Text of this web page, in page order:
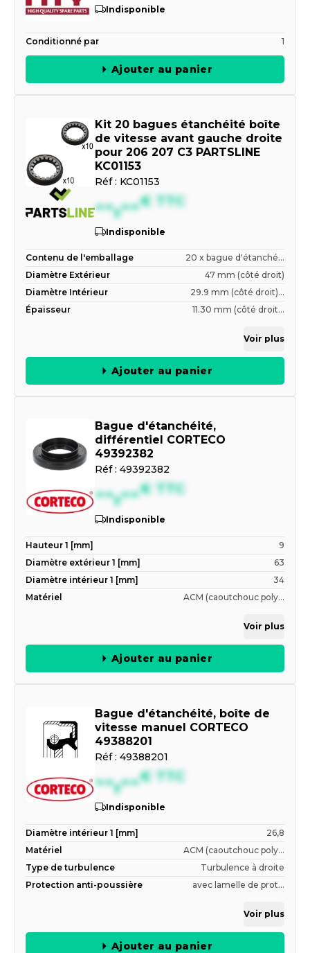
Indisponible
Conditionné par 1
Ajouter au panier
Kit 20 bagues étanchéité boîte
de vitesse avant gauche droite
pour 206 207 C3 PARTSLINE
KC01153
Réf : KC01153
--,--€ TTC
Indisponible
Contenu de l'emballage
20 x bague d'étanché...
Diamètre Extérieur
47 mm (côté droit)
Diamètre Intérieur
29.9 mm (côté droit)...
Épaisseur
11.30 mm (côté droit...
Voir plus
Ajouter au panier
Bague d'étanchéité,
différentiel CORTECO
49392382
Réf : 49392382
--,--€ TTC
Indisponible
Hauteur 1 [mm]
9
Diamètre extérieur 1 [mm]
63
Diamètre intérieur 1 [mm]
34
Matériel
ACM (caoutchouc poly...
Voir plus
Ajouter au panier
Bague d'étanchéité, boîte de
vitesse manuel CORTECO
49388201
Réf : 49388201
--,--€ TTC
Indisponible
Diamètre intérieur 1 [mm]
26,8
Matériel
ACM (caoutchouc poly...
Type de turbulence
Turbulence à droite
Protection anti-poussière
avec lamelle de prot...
Voir plus
Ajouter au panier